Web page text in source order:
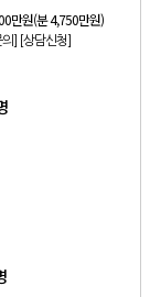
만원(분 4,750만원)
] [상담신청]